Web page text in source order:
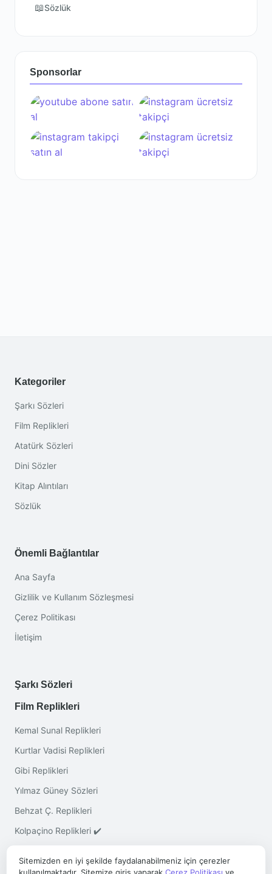
📖Sözlük
Sponsorlar
Kategoriler
Şarkı Sözleri
Film Replikleri
Atatürk Sözleri
Dini Sözler
Kitap Alıntıları
Sözlük
Önemli Bağlantılar
Ana Sayfa
Gizlilik ve Kullanım Sözleşmesi
Çerez Politikası
İletişim
Şarkı Sözleri
Film Replikleri
Kemal Sunal Replikleri
Kurtlar Vadisi Replikleri
Gibi Replikleri
Yılmaz Güney Sözleri
Behzat Ç. Replikleri
Kolpaçino Replikleri ✔️
Sitemizden en iyi şekilde faydalanabilmeniz için çerezler